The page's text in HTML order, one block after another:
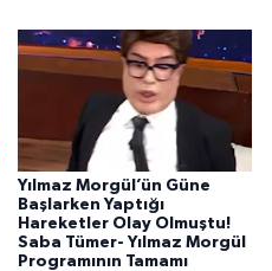
Yılmaz Morgül’ün Güne
Başlarken Yaptığı
Hareketler Olay Olmuştu!
Saba Tümer- Yılmaz Morgül
Programının Tamamı